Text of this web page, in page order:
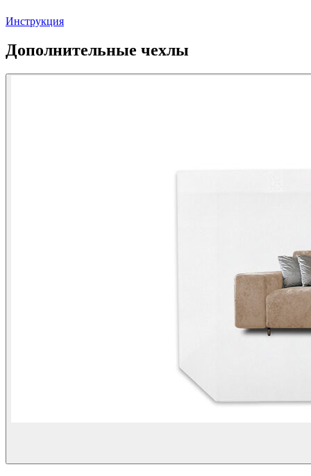
Инструкция
Дополнительные чехлы